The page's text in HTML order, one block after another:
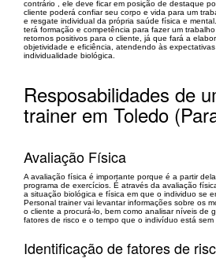
contrário , ele deve ficar em posição de destaque
cliente poderá confiar seu corpo e vida para um
e resgate individual da própria saúde física e
terá formação e competência para fazer um
retornos positivos para o cliente, já que fará a
objetividade e eficiência, atendendo às
individualidade biológica.
Resposabilidades de
trainer em Toledo
Avaliação Física
A avaliação física é importante porque é a partir
programa de exercícios. É através da avaliação
a situação biológica e física em que o individuo se
Personal trainer vai levantar informações sobre os
o cliente a procurá-lo, bem como analisar níveis de
fatores de risco e o tempo que o indivíduo está sem
Identificação de fatores de